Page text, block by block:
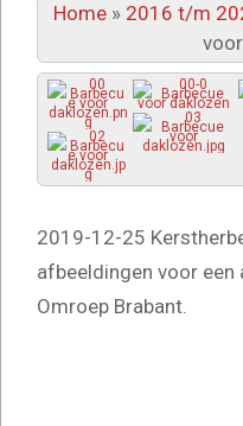
Home» 2016 t/m
2019-12-25
afbeeldingen voor
Omroep Brabant.